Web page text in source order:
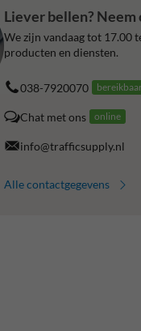
Liever bellen?
We zijn vandaag tot 17.00
producten en diensten.
038-7920070
Chat met ons online
info@trafficsupply.nl
Alle contactgegevens